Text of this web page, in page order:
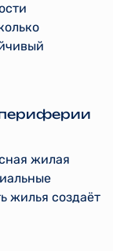
жилая
жилья создаёт